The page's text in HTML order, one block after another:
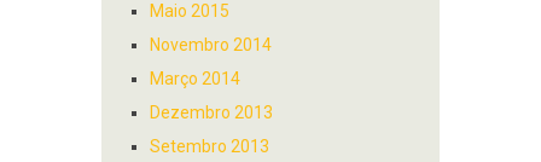
Maio 2015
Novembro 2014
Março 2014
Dezembro 2013
Setembro 2013